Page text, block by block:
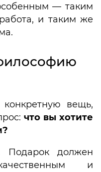
— таким
и таким же
вещь,
что вы хотите
Подарок должен
и